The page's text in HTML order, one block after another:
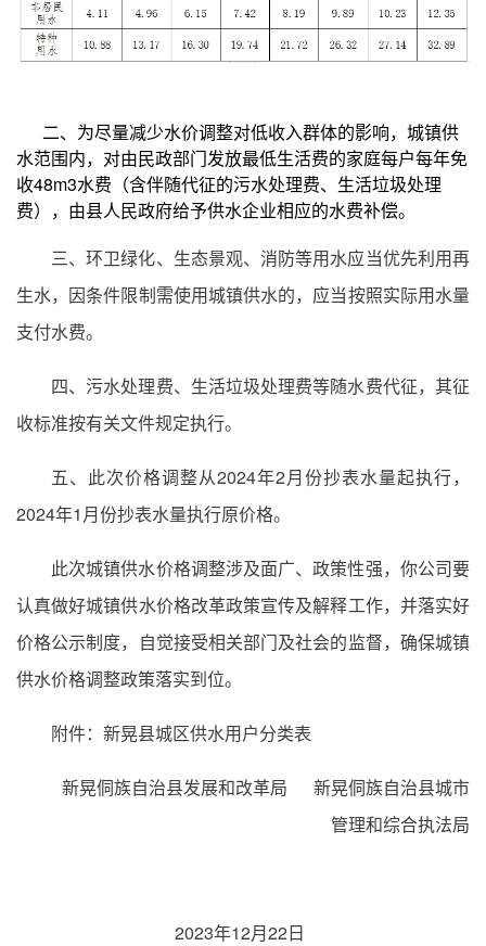
二、为尽量减少水价调整对低收入群体的影响，城镇供
水范围内，对由民政部门发放最低生活费的家庭每户每年免
收48m3水费（含伴随代征的污水处理费、生活垃圾处理
费），由县人民政府给予供水企业相应的水费补偿。
三、环卫绿化、生态景观、消防等用水应当优先利用再
生水，因条件限制需使用城镇供水的，应当按照实际用水量
支付水费。
四、污水处理费、生活垃圾处理费等随水费代征，其征
收标准按有关文件规定执行。
五、此次价格调整从2024年2月份抄表水量起执行，
2024年1月份抄表水量执行原价格。
此次城镇供水价格调整涉及面广、政策性强，你公司要
认真做好城镇供水价格改革政策宣传及解释工作，并落实好
价格公示制度，自觉接受相关部门及社会的监督，确保城镇
供水价格调整政策落实到位。
附件：新晃县城区供水用户分类表
新晃侗族自治县发展和改革局 新晃侗族自治县城市
管理和综合执法局
2023年12月22日